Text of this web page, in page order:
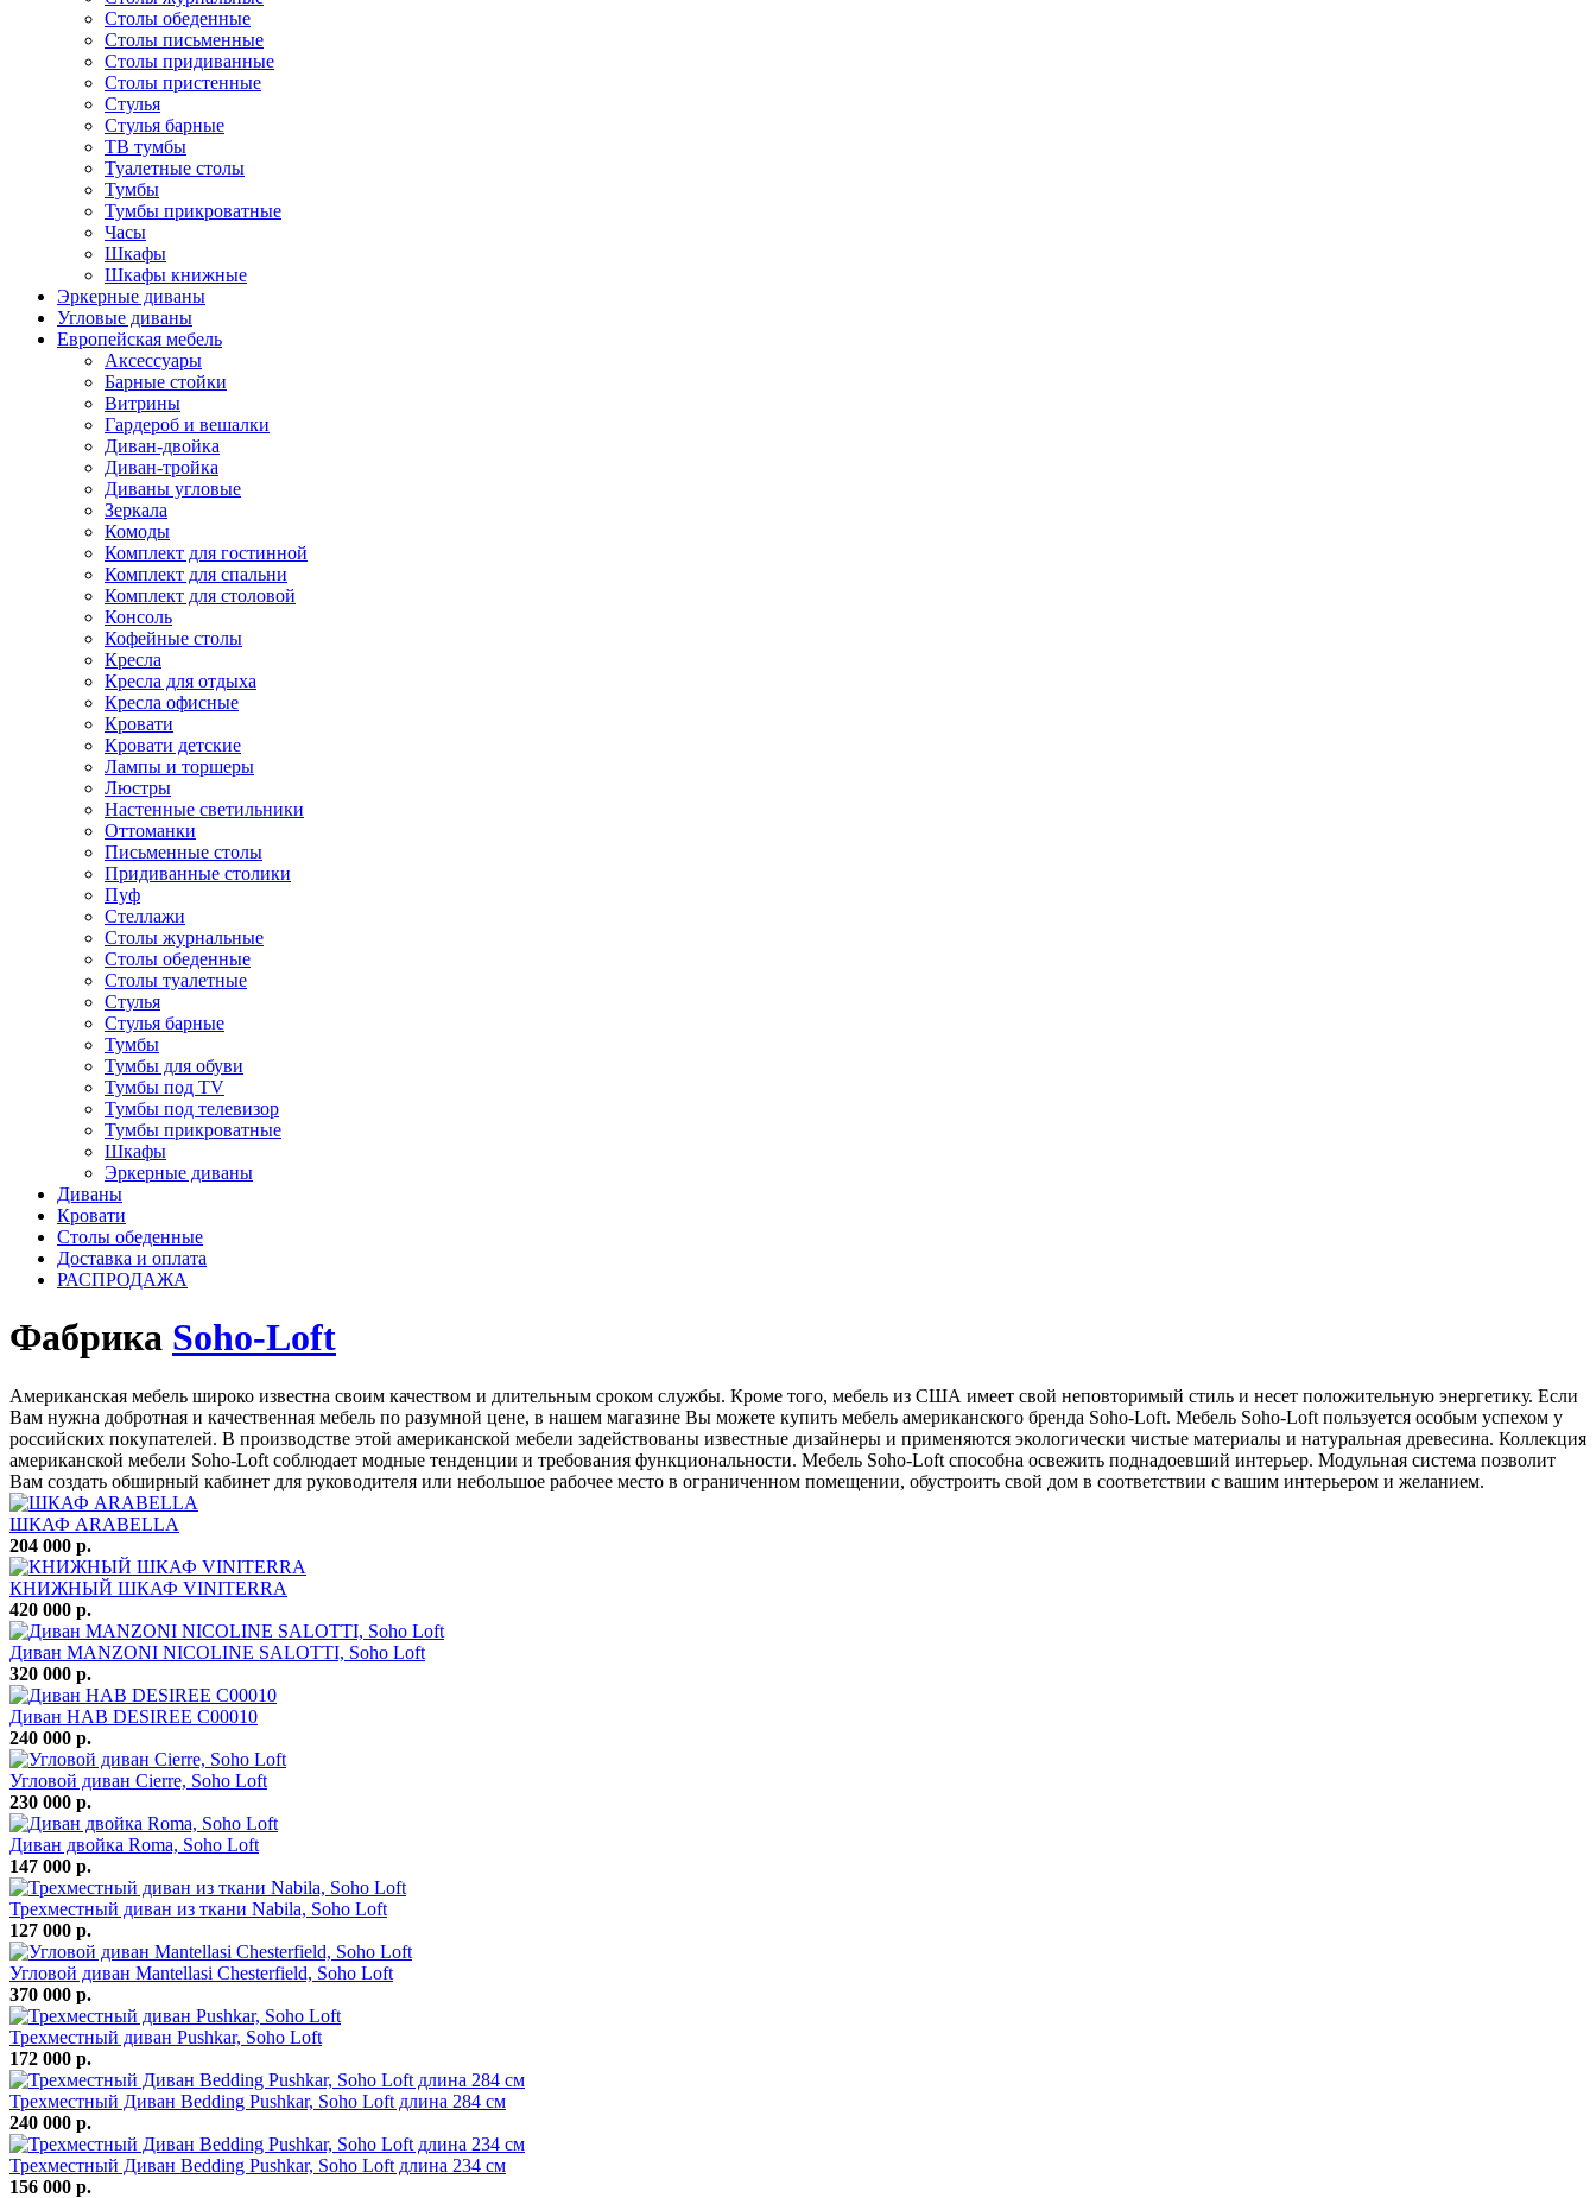
Столы обеденные
Столы письменные
Столы придиванные
Столы пристенные
Стулья
Стулья барные
ТВ тумбы
Туалетные столы
Тумбы
Тумбы прикроватные
Часы
Шкафы
Шкафы книжные
Эркерные диваны
Угловые диваны
Европейская мебель
Аксессуары
Барные стойки
Витрины
Гардероб и вешалки
Диван-двойка
Диван-тройка
Диваны угловые
Зеркала
Комоды
Комплект для гостинной
Комплект для спальни
Комплект для столовой
Консоль
Кофейные столы
Кресла
Кресла для отдыха
Кресла офисные
Кровати
Кровати детские
Лампы и торшеры
Люстры
Настенные светильники
Оттоманки
Письменные столы
Придиванные столики
Пуф
Стеллажи
Столы журнальные
Столы обеденные
Столы туалетные
Стулья
Стулья барные
Тумбы
Тумбы для обуви
Тумбы под TV
Тумбы под телевизор
Тумбы прикроватные
Шкафы
Эркерные диваны
Диваны
Кровати
Столы обеденные
Доставка и оплата
РАСПРОДАЖА
Фабрика Soho-Loft
Американская мебель широко известна своим качеством и длительным сроком службы. Кроме того, мебель из США имеет свой неповторимый стиль и несет положительную энергетику. Если
Вам нужна добротная и качественная мебель по разумной цене, в нашем магазине Вы можете купить мебель американского бренда Soho-Loft. Мебель Soho-Loft пользуется особым успехом у
российских покупателей. В производстве этой американской мебели задействованы известные дизайнеры и применяются экологически чистые материалы и натуральная древесина. Коллекция
американской мебели Soho-Loft соблюдает модные тенденции и требования функциональности. Мебель Soho-Loft способна освежить поднадоевший интерьер. Модульная система позволит
Вам создать обширный кабинет для руководителя или небольшое рабочее место в ограниченном помещении, обустроить свой дом в соответствии с вашим интерьером и желанием.
ШКАФ ARABELLA
204 000 р.
КНИЖНЫЙ ШКАФ VINITERRA
420 000 р.
Диван MANZONI NICOLINE SALOTTI, Soho Loft
320 000 р.
Диван HAB DESIREE C00010
240 000 р.
Угловой диван Cierre, Soho Loft
230 000 р.
Диван двойка Roma, Soho Loft
147 000 р.
Трехместный диван из ткани Nabila, Soho Loft
127 000 р.
Угловой диван Mantellasi Chesterfield, Soho Loft
370 000 р.
Трехместный диван Pushkar, Soho Loft
172 000 р.
Трехместный Диван Bedding Pushkar, Soho Loft длина 284 см
240 000 р.
Трехместный Диван Bedding Pushkar, Soho Loft длина 234 см
156 000 р.